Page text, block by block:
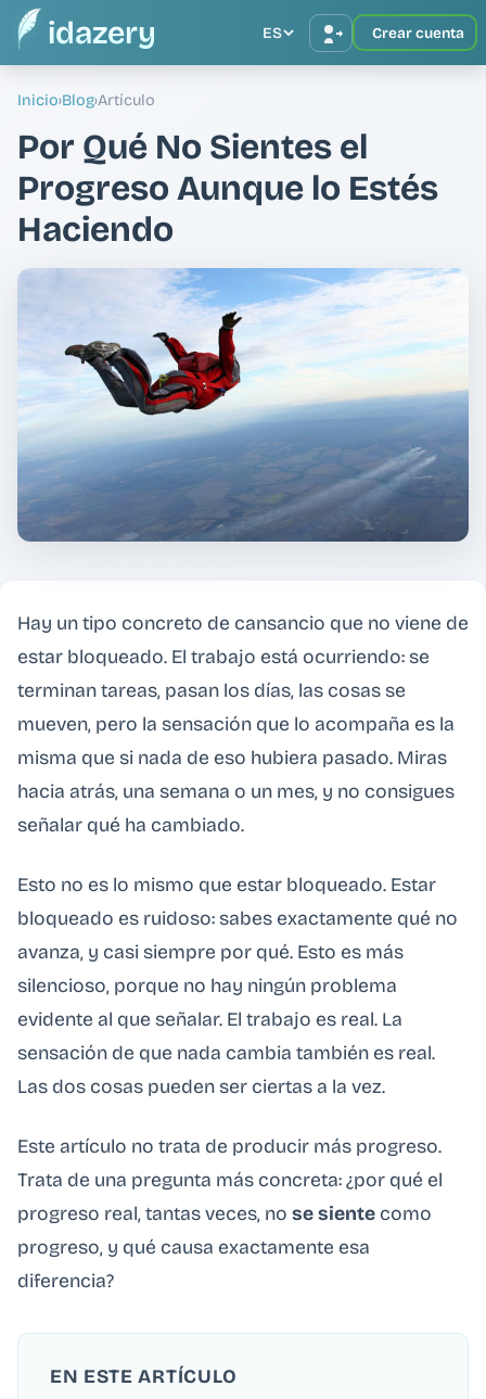
idazery ES Crear cuenta
Inicio›Blog›Artículo
Por Qué No Sientes el
Progreso Aunque lo Estés
Haciendo
Hay un tipo concreto de cansancio que no viene de
estar bloqueado. El trabajo está ocurriendo: se
terminan tareas, pasan los días, las cosas se
mueven, pero la sensación que lo acompaña es la
misma que si nada de eso hubiera pasado. Miras
hacia atrás, una semana o un mes, y no consigues
señalar qué ha cambiado.
Esto no es lo mismo que estar bloqueado. Estar
bloqueado es ruidoso: sabes exactamente qué no
avanza, y casi siempre por qué. Esto es más
silencioso, porque no hay ningún problema
evidente al que señalar. El trabajo es real. La
sensación de que nada cambia también es real.
Las dos cosas pueden ser ciertas a la vez.
Este artículo no trata de producir más progreso.
Trata de una pregunta más concreta: ¿por qué el
progreso real, tantas veces, no se siente como
progreso, y qué causa exactamente esa
diferencia?
EN ESTE ARTÍCULO